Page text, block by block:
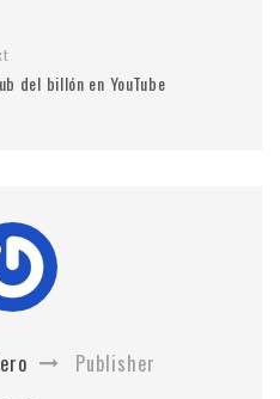
del billón en YouTube
Publisher